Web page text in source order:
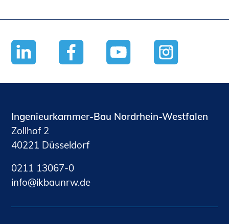
Ingenieurkammer-Bau Nordrhein-Westfalen
Zollhof 2
40221 Düsseldorf
0211 13067-0
nf
kb nrwd